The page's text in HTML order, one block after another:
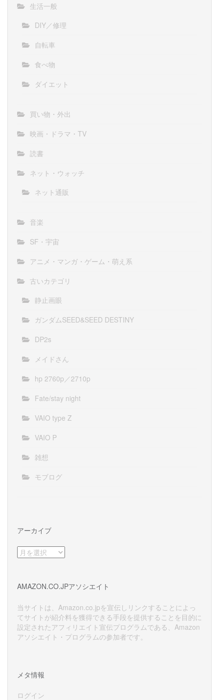
生活一般
DIY／修理
自転車
食べ物
ダイエット
買い物・外出
映画・ドラマ・TV
読書
ネット・ウォッチ
ネット通販
音楽
SF・宇宙
アニメ・マンガ・ゲーム・萌え系
古いカテゴリ
静止画眼
ガンダムSEED&SEED DESTINY
DP2s
メイドさん
hp 2760p／2710p
Fate/stay night
VAIO type Z
VAIO P
雑想
モブログ
アーカイブ
ア
ー
ブ
AMAZON.CO.JPアソシエイト
当サイトは、Amazon.co.jpを宣伝しリンクすることによっ
てサイトが紹介料を獲得できる手段を提供することを目的に
設定されたアフィリエイト宣伝プログラムである、Amazon
アソシエイト・プログラムの参加者です。
メタ情報
ログイン